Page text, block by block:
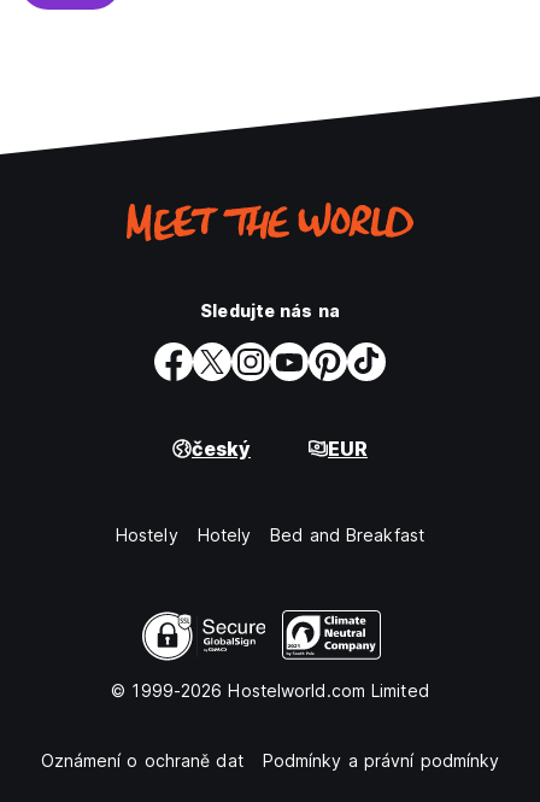
Sledujte nás na
český EUR
Hostely Hotely Bed and Breakfast
© 1999-2026 Hostelworld.com Limited
Oznámení o ochraně dat Podmínky a právní podmínky